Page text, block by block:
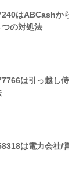
はABCashか
の対処法
は引っ越し
は電力会社/